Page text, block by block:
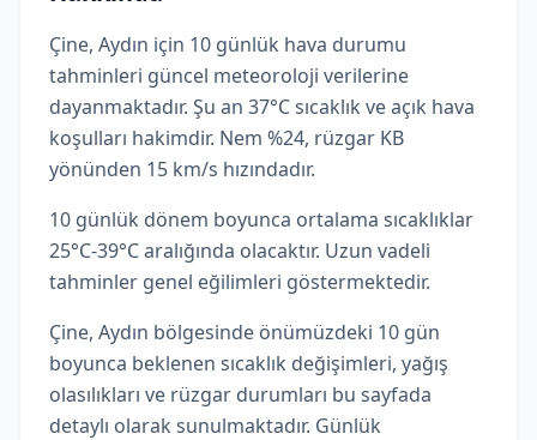
Çine, Aydın için 10 günlük hava durumu
tahminleri güncel meteoroloji verilerine
dayanmaktadır. Şu an 37°C sıcaklık ve açık hava
koşulları hakimdir. Nem %24, rüzgar KB
yönünden 15 km/s hızındadır.
10 günlük dönem boyunca ortalama sıcaklıklar
25°C-39°C aralığında olacaktır. Uzun vadeli
tahminler genel eğilimleri göstermektedir.
Çine, Aydın bölgesinde önümüzdeki 10 gün
boyunca beklenen sıcaklık değişimleri, yağış
olasılıkları ve rüzgar durumları bu sayfada
detaylı olarak sunulmaktadır. Günlük